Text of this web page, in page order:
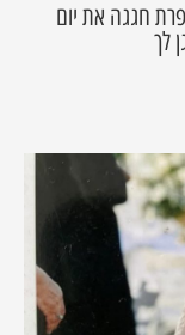
חגגה את יום
לך